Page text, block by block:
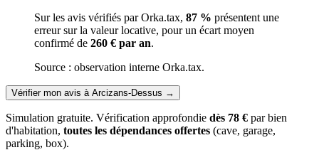
Sur les avis vérifiés par Orka.tax, 87 % présentent une
erreur sur la valeur locative, pour un écart moyen
confirmé de 260 € par an.
Source : observation interne Orka.tax.
Vérifier mon avis à Arcizans-Dessus →
Simulation gratuite. Vérification approfondie dès 78 € par bien
d'habitation, toutes les dépendances offertes (cave, garage,
parking, box).